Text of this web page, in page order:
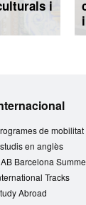
i
de
en anglès
Barcelona
Tracks
Abroad